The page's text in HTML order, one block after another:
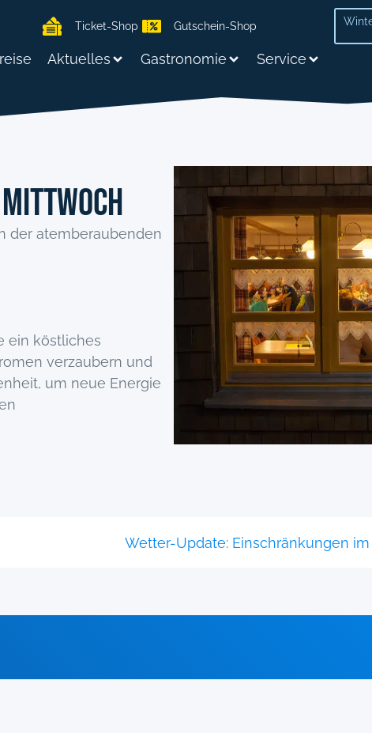
Ticket-Shop Gutschein-Shop
Aktuelles Gastronomie Service
Mittwoch
der atemberaubenden
ein köstliches
verzaubern und
um neue Energie
Wetter-Update: Einschränkungen